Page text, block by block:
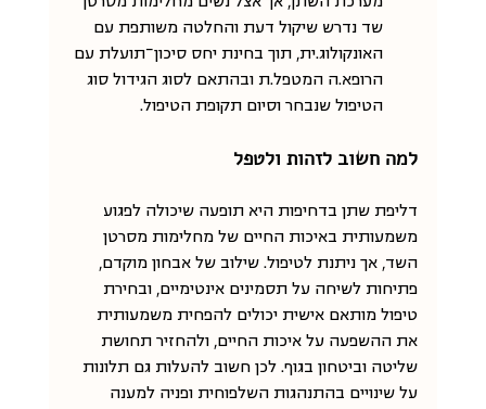
שד נדרש שיקול דעת והחלטה משותפת עם
האונקולוג.ית, תוך בחינת יחס סיכון־תועלת עם
הרופא.ה המטפל.ת ובהתאם לסוג הגידול סוג
הטיפול שנבחר וסיום תקופת הטיפול.
למה חשוב לזהות ולטפל
דליפת שתן בדחיפות היא תופעה שיכולה לפגוע
משמעותית באיכות החיים של מחלימות מסרטן
השד, אך ניתנת לטיפול. שילוב של אבחון מוקדם,
פתיחות לשיחה על תסמינים אינטימיים, ובחירת
טיפול מותאם אישית יכולים להפחית משמעותית
את ההשפעה על איכות החיים, ולהחזיר תחושת
שליטה וביטחון בגוף. לכן חשוב להעלות גם תלונות
על שינויים בהתנהגות השלפוחית ופניה למענה